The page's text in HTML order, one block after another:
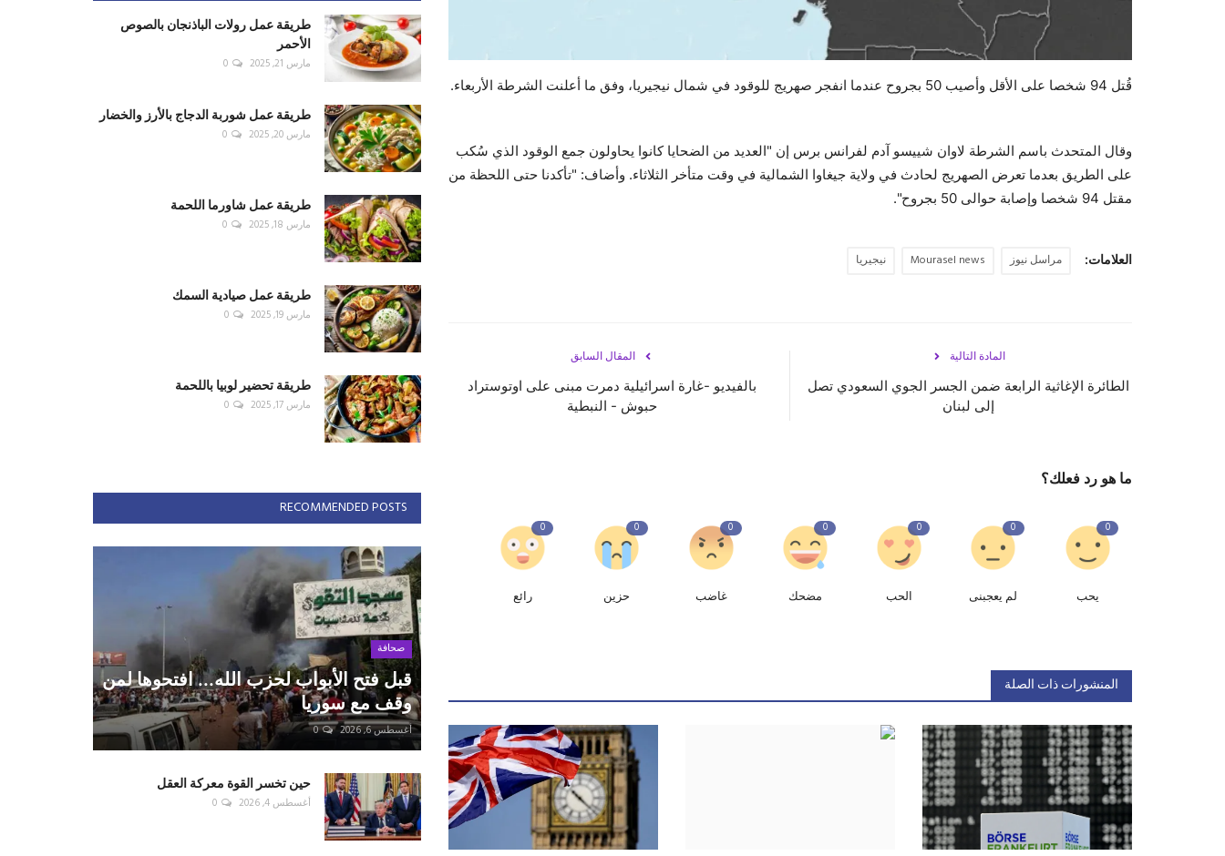
قُتل 94 شخصا على الأقل وأصيب 50 بجروح عندما انفجر صهريج للوقود في شمال نيجيريا، وفق ما أعلنت الشرطة الأربعاء.
وقال المتحدث باسم الشرطة لاوان شييسو آدم لفرانس برس إن "العديد من الضحايا كانوا يحاولون جمع الوقود الذي سُكب
على الطريق بعدما تعرض الصهريج لحادث في ولاية جيغاوا الشمالية في وقت متأخر الثلاثاء. وأضاف: "تأكدنا حتى اللحظة من
مقتل 94 شخصا وإصابة حوالى 50 بجروح".
العلامات: مراسل نيوز Mourasel news نيجيريا
المقال السابق
بالفيديو -غارة اسرائيلية دمرت مبنى على اوتوستراد
حبوش - النبطية
المادة التالية
الطائرة الإغاثية الرابعة ضمن الجسر الجوي السعودي تصل
إلى لبنان
ما هو رد فعلك؟
0
يحب
0
لم يعجبنى
0
الحب
0
مضحك
0
غاضب
0
حزين
0
رائع
المنشورات ذات الصلة
طريقة عمل رولات الباذنجان بالصوص
الأحمر
مارس 21, 2025 0
طريقة عمل شوربة الدجاج بالأرز والخضار
مارس 20, 2025 0
طريقة عمل شاورما اللحمة
مارس 18, 2025 0
طريقة عمل صيادية السمك
مارس 19, 2025 0
طريقة تحضير لوبيا باللحمة
مارس 17, 2025 0
RECOMMENDED POSTS
صحافة
قبل فتح الأبواب لحزب الله... افتحوها لمن
وقف مع سوريا
أغسطس 6, 2026 0
حين تخسر القوة معركة العقل
أغسطس 4, 2026 0